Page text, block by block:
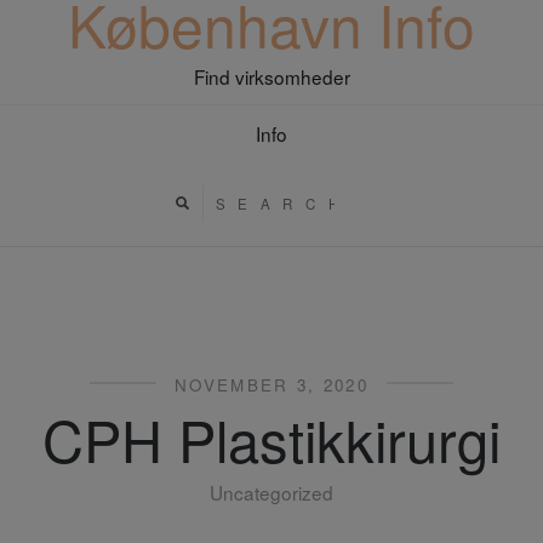
København Info
Find virksomheder
Info
NOVEMBER 3, 2020
CPH Plastikkirurgi
Uncategorized